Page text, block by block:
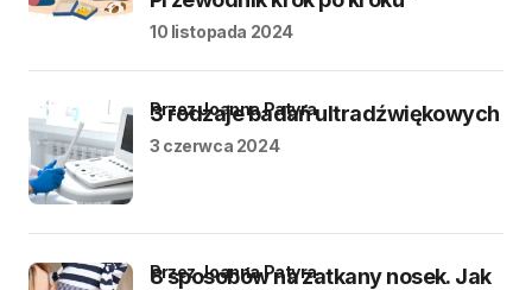
10 listopada 2024
3 rodzaje badań ultradźwiękowych
przez Joanna Patyra
3 czerwca 2024
8 sposobów na zatkany nosek. Jak
przez Joanna Patyra